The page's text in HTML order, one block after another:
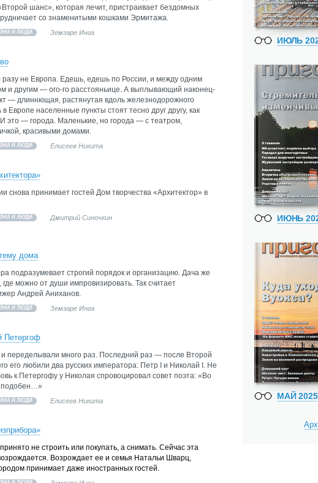
шанс», которая лечит, пристраивает бездомных
со знаменитыми кошками Эрмитажа.
И ЛЮДИ Земзаре Инга
разу не Европа. Едешь, едешь по России, и между одним
и другим — ого-го расстояньице. А выплывающий наконец-
— длиннющая, растянутая вдоль железнодорожного
Европе населенные пункты стоят тесно друг другу, как
это — города. Маленькие, но города — с театром,
красивыми домами.
И ЛЮДИ Елисеев Никита
снова принимает гостей Дом творчества «Архитектор» в
И ЛЮДИ Дмитрий Синочкин
дома
подразумевает строгий порядок и организацию. Дача же
где можно от души импровизировать. Так считает
Андрей Аниханов.
И ЛЮДИ Земзаре Инга
Петергоф
и переделывали много раз. Последний раз — после Второй
его любили два русских императора: Петр I и Николай I. Не
к Петергофу у Николая спровоцировал совет поэта: «Во
подобен…»
И ЛЮДИ Елисеев Никита
не строить или покупать, а снимать. Сейчас эта
Возрождает ее и семья Натальи Шварц,
принимает даже иностранных гостей.
ИЮЛЬ
ИЮНЬ
МАЙ 2025